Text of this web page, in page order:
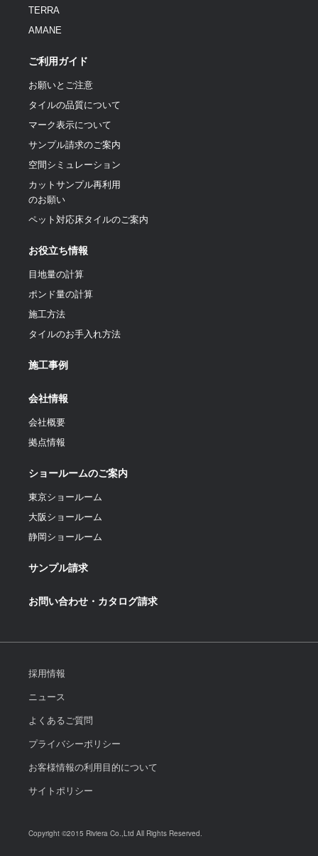
TERRA
AMANE
ご利用ガイド
お願いとご注意
タイルの品質について
マーク表示について
サンプル請求のご案内
空間シミュレーション
カットサンプル再利用
のお願い
ペット対応床タイルのご案内
お役立ち情報
目地量の計算
ポンド量の計算
施工方法
タイルのお手入れ方法
施工事例
会社情報
会社概要
拠点情報
ショールームのご案内
東京ショールーム
大阪ショールーム
静岡ショールーム
サンプル請求
お問い合わせ・カタログ請求
採用情報
ニュース
よくあるご質問
プライバシーポリシー
お客様情報の利用目的について
サイトポリシー
Copyright ©2015 Riviera Co.,Ltd All Rights Reserved.